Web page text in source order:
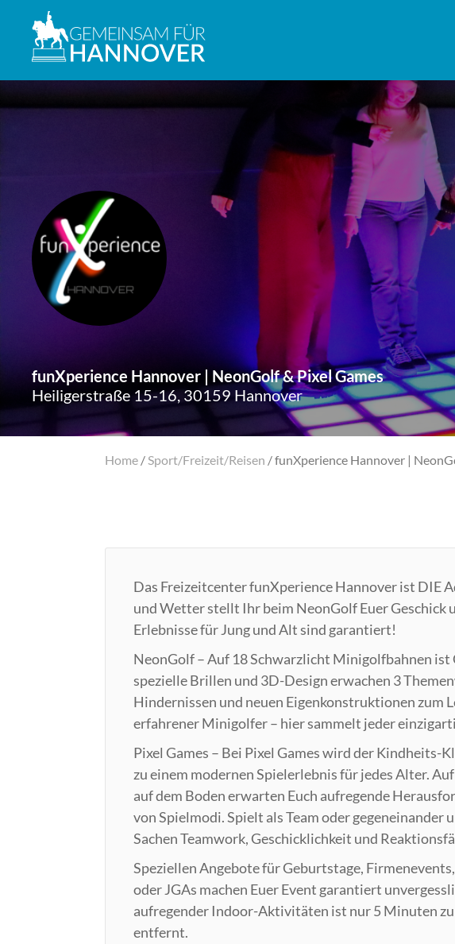
funXperience Hannover | NeonGolf & Pixel Games
Heiligerstraße 15-16, 30159 Hannover
Home /Sport/Freizeit/Reisen /funXperience Hannover |
Das Freizeitcenter funXperience Hannover ist DIE
und Wetter stellt Ihr beim NeonGolf Euer Geschick
Erlebnisse für Jung und Alt sind garantiert!
NeonGolf – Auf 18 Schwarzlicht Minigolfbahnen ist
spezielle Brillen und 3D-Design erwachen 3
Hindernissen und neuen Eigenkonstruktionen zum
erfahrener Minigolfer – hier sammelt jeder
Pixel Games – Bei Pixel Games wird der Kindheits-
zu einem modernen Spielerlebnis für jedes Alter.
auf dem Boden erwarten Euch aufregende
von Spielmodi. Spielt als Team oder gegeneinander
Sachen Teamwork, Geschicklichkeit und
Speziellen Angebote für Geburtstage,
oder JGAs machen Euer Event garantiert
aufregender Indoor-Aktivitäten ist nur 5 Minuten
entfernt.